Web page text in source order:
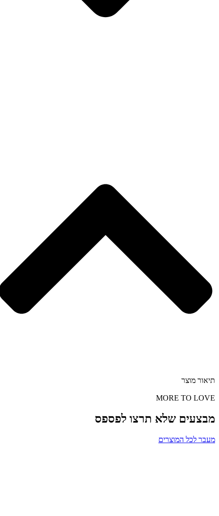
תיאור מוצר
MORE TO LOVE
מבצעים שלא תרצו לפספס
מעבר לכל המוצרים